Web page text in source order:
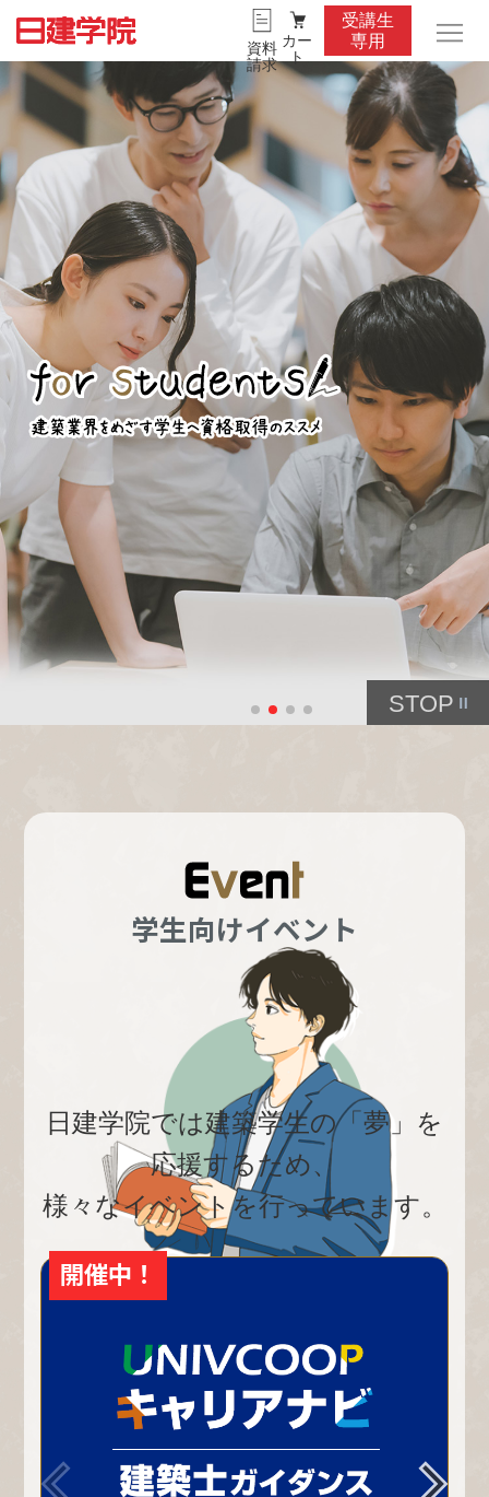
資料
請求
カー
ト
受講生
専用
STOP
学生向けイベント
日建学院では建築学生の「夢」を
応援するため、
様々なイベントを行っています。
開催中！